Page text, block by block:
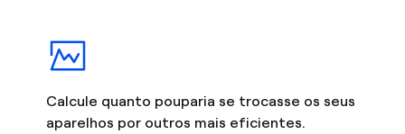
Calcule quanto pouparia se trocasse os seus
aparelhos por outros mais eficientes.